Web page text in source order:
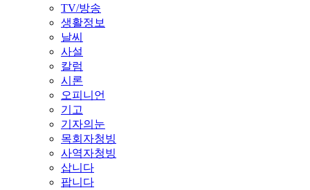
TV/방송
생활정보
날씨
사설
칼럼
시론
오피니언
기고
기자의눈
목회자청빙
사역자청빙
삽니다
팝니다